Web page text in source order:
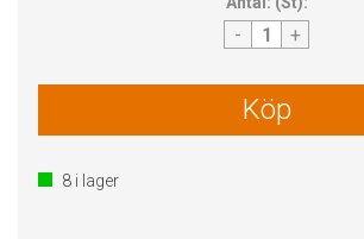
- +
Köp
8 i lager